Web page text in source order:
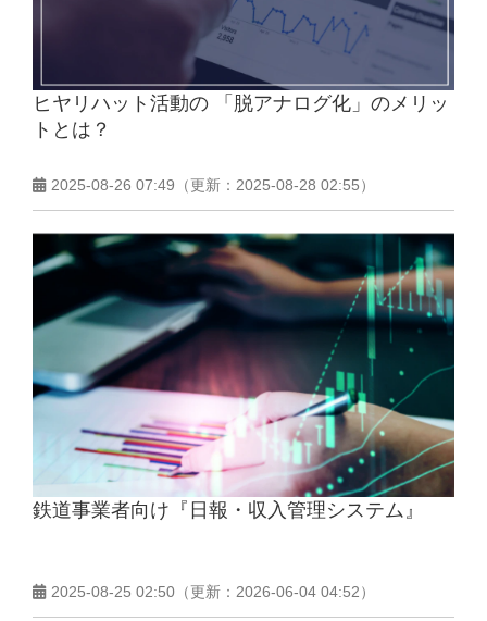
ヒヤリハット活動の 「脱アナログ化」のメリッ
トとは？
2025-08-26 07:49 （更新： 2025-08-28 02:55）
鉄道事業者向け『日報・収入管理システム』
2025-08-25 02:50 （更新： 2026-06-04 04:52）